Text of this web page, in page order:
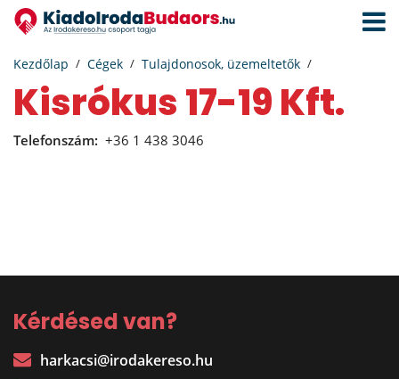
Kezdőlap Cégek Tulajdonosok, üzemeltetők
Kisrókus 17-19 Kft.
Telefonszám: +36 1 438 3046
Kérdésed van?
harkacsi@irodakereso.hu